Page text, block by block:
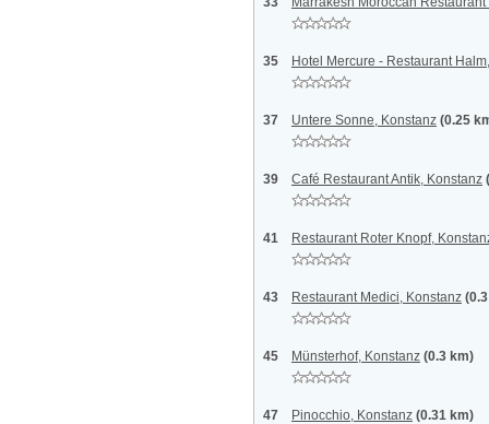
35 Hotel Mercure - Restaurant
37 Untere Sonne, Konstanz (0.25
39 Café Restaurant Antik, Konstanz
41 Restaurant Roter Knopf,
43 Restaurant Medici, Konstanz
45 Münsterhof, Konstanz (0.3 km)
47 Pinocchio, Konstanz (0.31 km)